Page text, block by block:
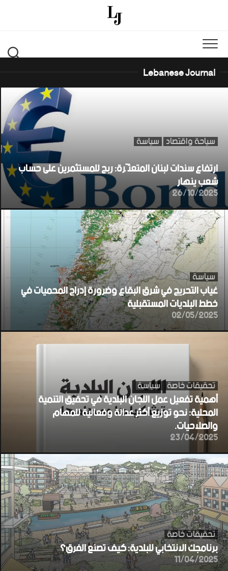
Lebanese Journal
سياحة واقتصاد سياسة
ارتفاع سندات لبنان المتعثّرة: ربح للمستثمرين على حساب
شعب ينهار
26/10/2025
سياسة
غياب التحريج في شرق البقاع وضرورة إدراج المحميات في
خطط البلديات المستقبلية
02/05/2025
تحقيقات خاصة سياسة
أهمية تفعيل عمل اللجان البلدية في تحقيق التنمية
المحلية: نحو توزيع أكثر عدالة وفعالية للمهام
والصلاحيات.
23/04/2025
تحقيقات خاصة
برنامجك الانتخابي للبلدية: كيف تصنع الفرق؟
11/04/2025